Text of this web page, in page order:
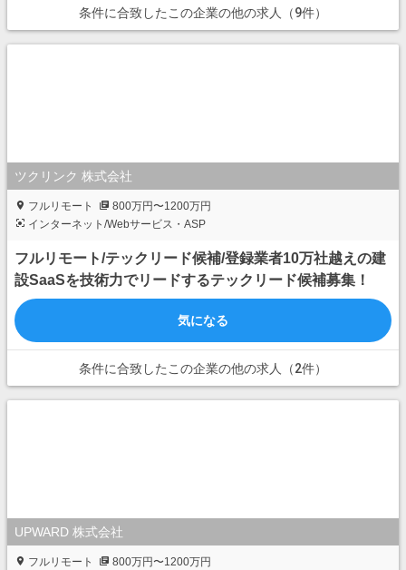
条件に合致したこの企業の他の求人（9件）
ツクリンク 株式会社
フルリモート
800万円〜1200万円
インターネット/Webサービス・ASP
フルリモート/テックリード候補/登録業者10万社越えの建
設SaaSを技術力でリードするテックリード候補募集！
気になる
条件に合致したこの企業の他の求人（2件）
UPWARD 株式会社
フルリモート
800万円〜1200万円